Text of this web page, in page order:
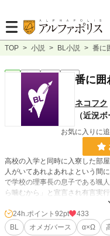
TOP > 小説 > BL小説 > 番に
完結 短編 番に囲
ネコフク
（近況ボ
お気に入りに
高校の入学と同時に入寮した部
人がいてあれよあれよという間
で学校の理事長の息子である颯
ら噛むから」と宣言され有言実
結局現状を受け入れている受け
バース。
24h.ポイント 92pt
433
BL
オメガバース α×Ω